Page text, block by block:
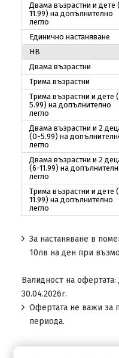
Двама възрастни и дете
11.99) на допълнително
легло
Единично настаняване
HB
Двама възрастни
Трима възрастни
Трима възрастни и дете
5.99) на допълнително
легло
Двама възрастни и 2
(0-5.99) на
легло
Двама възрастни и 2
(6-11.99) на
легло
Трима възрастни и дете
11.99) на допълнително
легло
За настаняване в
10лв на ден при
Валидност на офертата:
30.04.2026г.
Офертата не важи за
периода.